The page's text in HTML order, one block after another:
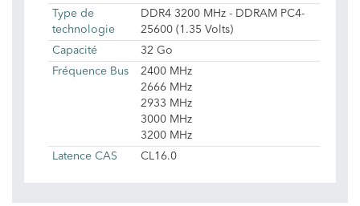
Type de
technologie
DDR4 3200 MHz - DDRAM PC4-
25600 (1.35 Volts)
Capacité
32 Go
Fréquence Bus
2400 MHz
2666 MHz
2933 MHz
3000 MHz
3200 MHz
Latence CAS
CL16.0